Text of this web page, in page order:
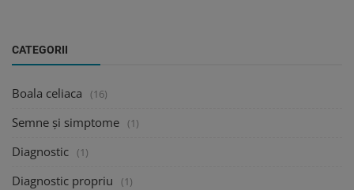
CATEGORII
Boala celiaca (16)
Semne și simptome (1)
Diagnostic (1)
Diagnostic propriu (1)